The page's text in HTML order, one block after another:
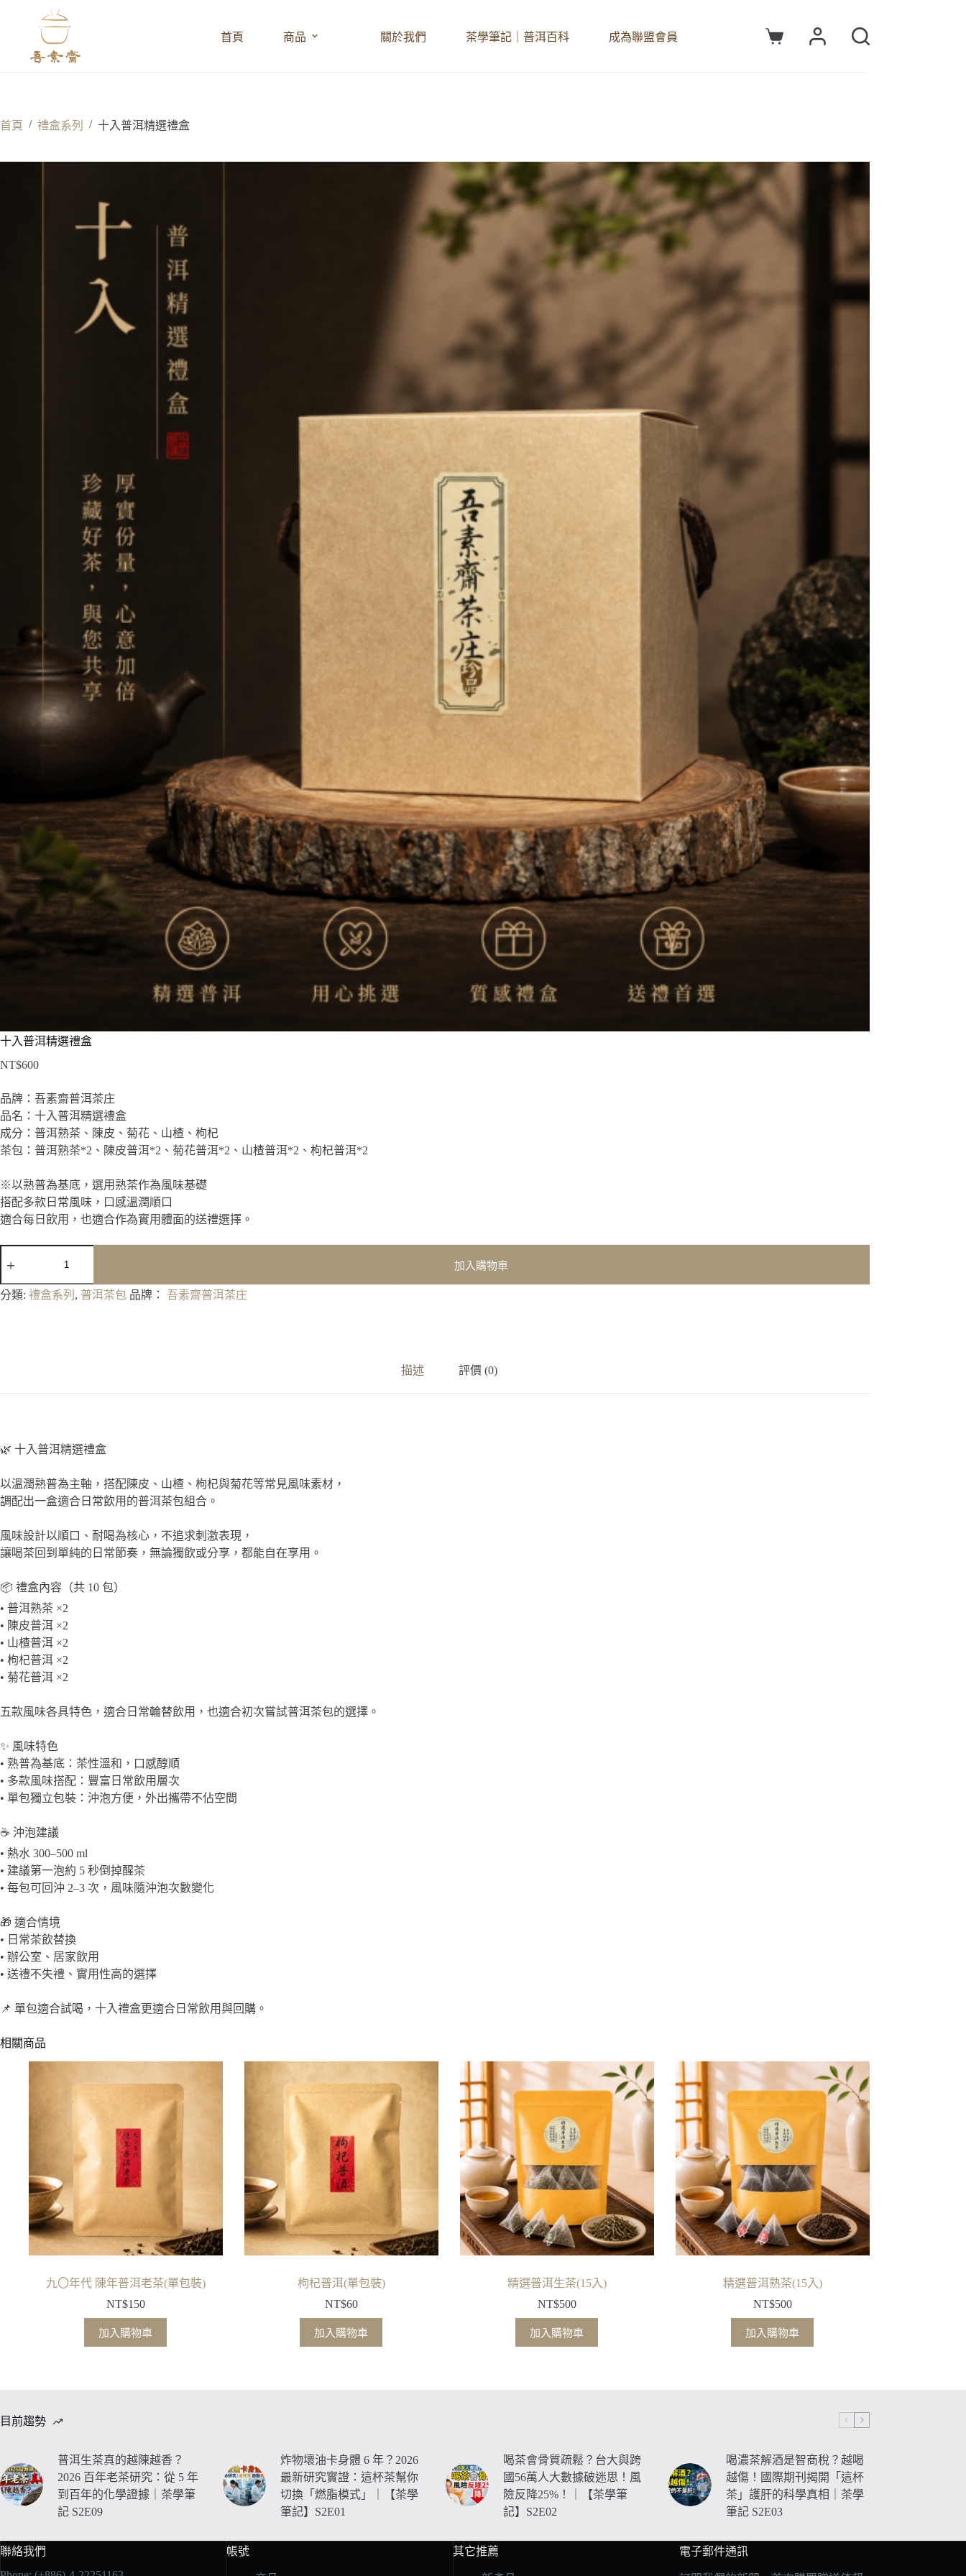
首頁 商品 關於我們 茶學筆記｜普洱百科 成為聯盟會員
購
首頁 / 禮盒系列 / 十入普洱精選禮盒
十入普洱精選禮盒
NT$600
品牌：吾素齋普洱茶庄
品名：十入普洱精選禮盒
成分：普洱熟茶、陳皮、菊花、山楂、枸杞
茶包：普洱熟茶*2、陳皮普洱*2、菊花普洱*2、山楂普洱*2、枸杞普洱*2
※以熟普為基底，選用熟茶作為風味基礎
搭配多款日常風味，口感溫潤順口
適合每日飲用，也適合作為實用體面的送禮選擇。
入
普
洱
加入購物車
分類: 禮盒系列 , 普洱茶包 品牌： 吾素齋普洱茶庄
描述 評價 (0)
🌿 十入普洱精選禮盒
以溫潤熟普為主軸，搭配陳皮、山楂、枸杞與菊花等常見風味素材，
調配出一盒適合日常飲用的普洱茶包組合。
風味設計以順口、耐喝為核心，不追求刺激表現，
讓喝茶回到單純的日常節奏，無論獨飲或分享，都能自在享用。
📦 禮盒內容（共 10 包）
• 普洱熟茶 ×2
• 陳皮普洱 ×2
• 山楂普洱 ×2
• 枸杞普洱 ×2
• 菊花普洱 ×2
五款風味各具特色，適合日常輪替飲用，也適合初次嘗試普洱茶包的選擇。
✨ 風味特色
• 熟普為基底：茶性溫和，口感醇順
• 多款風味搭配：豐富日常飲用層次
• 單包獨立包裝：沖泡方便，外出攜帶不佔空間
☕ 沖泡建議
• 熱水 300–500 ml
• 建議第一泡約 5 秒倒掉醒茶
• 每包可回沖 2–3 次，風味隨沖泡次數變化
🎁 適合情境
• 日常茶飲替換
• 辦公室、居家飲用
• 送禮不失禮、實用性高的選擇
📌 單包適合試喝，十入禮盒更適合日常飲用與回購。
相關商品
九〇年代 陳年普洱老茶(單包裝)
NT$150
加入購物車
枸杞普洱(單包裝)
NT$60
加入購物車
精選普洱生茶(15入)
NT$500
加入購物車
精選普洱熟茶(15入)
NT$500
加入購物車
目前趨勢
普洱生茶真的越陳越香？
2026 百年老茶研究：從 5 年
到百年的化學證據｜茶學筆
記 S2E09
炸物壞油卡身體 6 年？2026
最新研究實證：這杯茶幫你
切換「燃脂模式」｜【茶學
筆記】S2E01
喝茶會骨質疏鬆？台大與跨
國56萬人大數據破迷思！風
險反降25%！｜【茶學筆
記】S2E02
喝濃茶解酒是智商稅？越喝
越傷！國際期刊揭開「這杯
茶」護肝的科學真相｜茶學
筆記 S2E03
聯絡我們
帳號 其它推薦 電子郵件通訊